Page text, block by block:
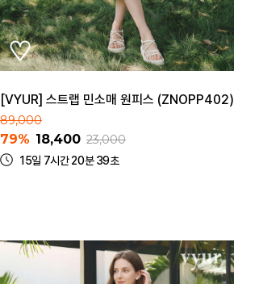
[VYUR] 스트랩 민소매 원피스 (ZNOPP402)
89,000
79% 18,400 23,000
15일 7시간 20분 39초